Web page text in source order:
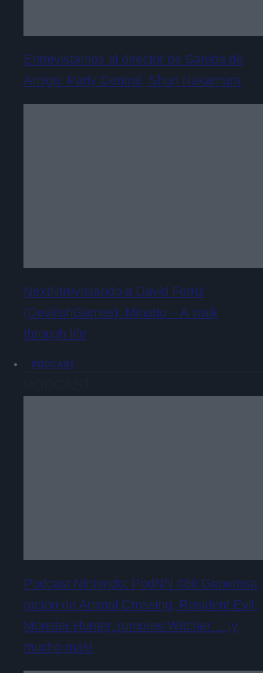
Entrevistamos al director de Samba de
Amigo: Party Central, Shun Nakamura
NextNtrevistando a David Ferriz
(DevilishGames): Minabo – A walk
through life
PODCAST
Podcast Nintendo: PodNN #86 Generosa
ración de Animal Crossing, Resident Evil,
Monster Hunter, rumores Witcher… ¡y
mucho más!